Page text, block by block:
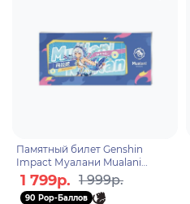
Памятный билет Genshin
Impact Муалани Mualani
Departure! Land of Pyro Pull
Tab Ticket 6942421157755
1 799р. 1 999р.
90 Pop-Баллов